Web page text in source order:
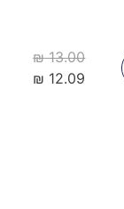
₪13.00
₪ 12.09